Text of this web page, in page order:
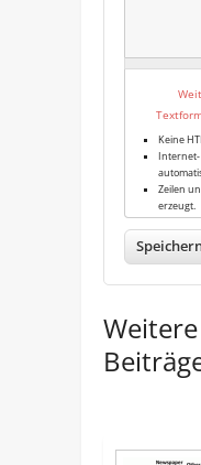
Keine
Internet-
Zeilen
erzeugt.